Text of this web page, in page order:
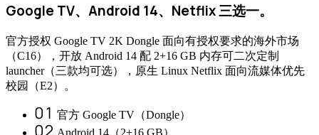
Google TV、Android 14、Netflix 三选一。
官方授权 Google TV 2K Dongle 面向有授权要求的海外市场
（C16），开放 Android 14 配 2+16 GB 内存可二次定制
launcher（三款均可选），原生 Linux Netflix 面向流媒体优先
校园（E2）。
01 官方 Google TV（Dongle）
02 Android 14（2+16 GB）